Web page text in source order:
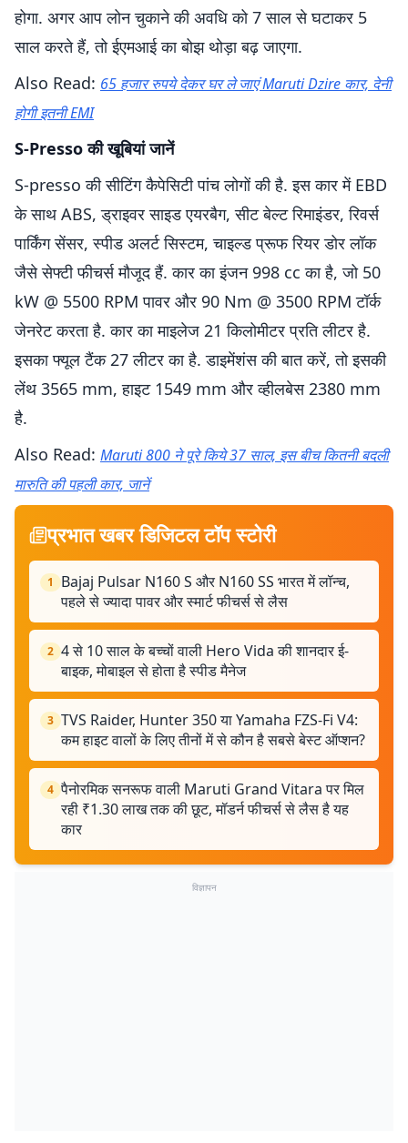
होगा. अगर आप लोन चुकाने की अवधि को 7 साल से घटाकर 5
साल करते हैं, तो ईएमआई का बोझ थोड़ा बढ़ जाएगा.
Also Read: 65 हजार रुपये देकर घर ले जाएं Maruti Dzire कार, देनी
होगी इतनी EMI
S-Presso की खूबियां जानें
S-presso की सीटिंग कैपेसिटी पांच लोगों की है. इस कार में EBD
के साथ ABS, ड्राइवर साइड एयरबैग, सीट बेल्ट रिमाइंडर, रिवर्स
पार्किंग सेंसर, स्पीड अलर्ट सिस्टम, चाइल्ड प्रूफ रियर डोर लॉक
जैसे सेफ्टी फीचर्स मौजूद हैं. कार का इंजन 998 cc का है, जो 50
kW @ 5500 RPM पावर और 90 Nm @ 3500 RPM टॉर्क
जेनरेट करता है. कार का माइलेज 21 किलोमीटर प्रति लीटर है.
इसका फ्यूल टैंक 27 लीटर का है. डाइमेंशंस की बात करें, तो इसकी
लेंथ 3565 mm, हाइट 1549 mm और व्हीलबेस 2380 mm
है.
Also Read: Maruti 800 ने पूरे किये 37 साल, इस बीच कितनी बदली
मारुति की पहली कार, जानें
प्रभात खबर डिजिटल टॉप स्टोरी
1
Bajaj Pulsar N160 S और N160 SS भारत में लॉन्च,
पहले से ज्यादा पावर और स्मार्ट फीचर्स से लैस
2 4 से 10 साल के बच्चों वाली Hero Vida की शानदार ई-
बाइक, मोबाइल से होता है स्पीड मैनेज
3 TVS Raider, Hunter 350 या Yamaha FZS-Fi V4:
कम हाइट वालों के लिए तीनों में से कौन है सबसे बेस्ट ऑप्शन?
4 पैनोरमिक सनरूफ वाली Maruti Grand Vitara पर मिल
रही ₹1.30 लाख तक की छूट, मॉडर्न फीचर्स से लैस है यह
कार
विज्ञापन